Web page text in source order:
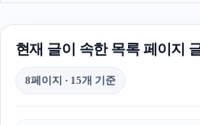
현재 글이 속한 목록 페이지
8페이지 · 15개 기준